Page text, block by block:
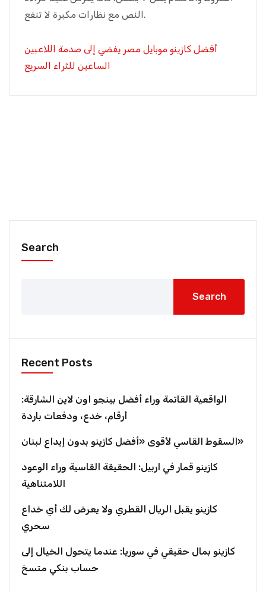
النص مع نظارات مكبرة لا تنفع.
أفضل كازينو موبايل مصر يفضي إلى صدمة اللاعبين
الساعين للثراء السريع
Search
Search
Recent Posts
الواقعية القاتمة وراء أفضل بينجو اون لاين الشارقة:
أرقام، خدع، ودفعات باردة
السقوط القاسي لأقوى «أفضل كازينو بدون إيداع لبنان»
كازينو قمار في اربيل: الحقيقة القاسية وراء الوعود
اللامتناهية
كازينو يقبل الريال القطري ولا يعرض لك أي خداع
سحري
كازينو بمال حقيقي في سوريا: عندما يتحول الخيال إلى
حساب بنكي متسخ